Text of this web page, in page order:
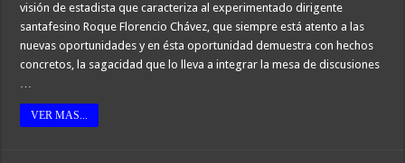
visión de estadista que caracteriza al experimentado dirigente
santafesino Roque Florencio Chávez, que siempre está atento a las
nuevas oportunidades y en ésta oportunidad demuestra con hechos
concretos, la sagacidad que lo lleva a integrar la mesa de discusiones
VER MAS...